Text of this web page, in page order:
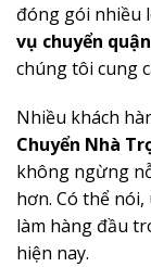
đóng gói nhiều
vụ chuyển
chúng tôi cung
Nhiều khách
Chuyển Nhà
không ngừng
hơn. Có thể
làm hàng đầu
hiện nay.